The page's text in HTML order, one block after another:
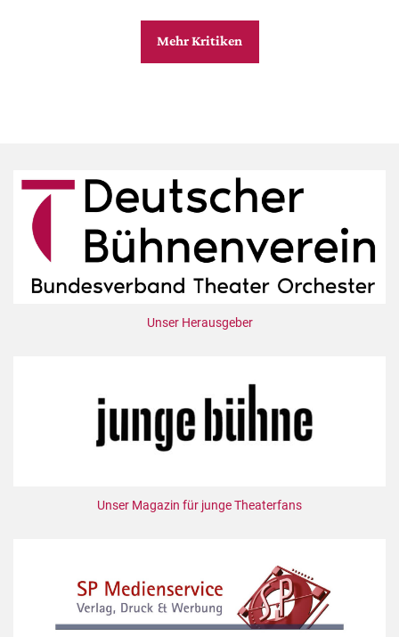
Mehr Kritiken
Unser Herausgeber
Unser Magazin für junge Theaterfans